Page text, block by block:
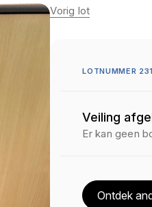
Vorig lot
LOTNUMMER
Veiling
Er kan geen
Ontdek